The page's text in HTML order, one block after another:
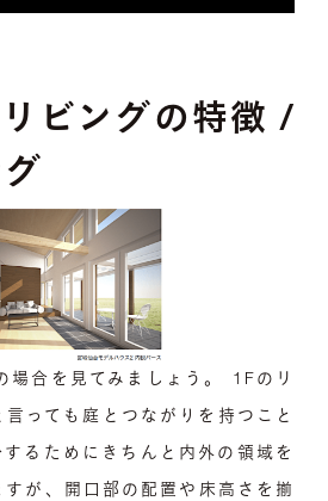
ビングの特徴 /
場合を見てみましょう。 1Fのリ
っても庭とつながりを持つこと
るためにきちんと内外の領域を
すが、開口部の配置や床高さを揃